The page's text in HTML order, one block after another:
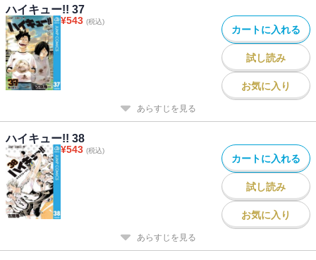
ハイキュー!! 37
¥543 (税込)
カートに入れる
試し読み
お気に入り
あらすじを見る
ハイキュー!! 38
¥543 (税込)
カートに入れる
試し読み
お気に入り
あらすじを見る